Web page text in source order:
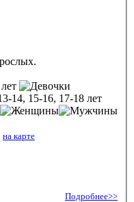
14, 15-16, 17-18 лет
на карте
Подробнее>>